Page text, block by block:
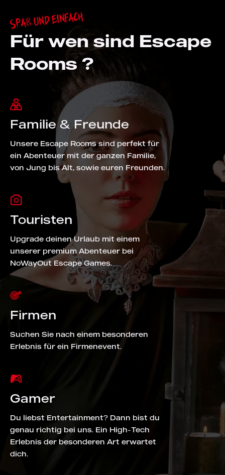
Spaß und einfach
Für wen sind Escape
Rooms ?
Familie & Freunde
Unsere Escape Rooms sind perfekt für
ein Abenteuer mit der ganzen Familie,
von Jung bis Alt, sowie euren Freunden.
Touristen
Upgrade deinen Urlaub mit einem
unserer premium Abenteuer bei
NoWayOut Escape Games.
Firmen
Suchen Sie nach einem besonderen
Erlebnis für ein Firmenevent.
Gamer
Du liebst Entertainment? Dann bist du
genau richtig bei uns. Ein High-Tech
Erlebnis der besonderen Art erwartet
dich.